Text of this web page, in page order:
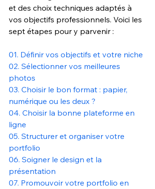
et des choix techniques adaptés à
vos objectifs professionnels. Voici les
sept étapes pour y parvenir :
01. Définir vos objectifs et votre niche
02. Sélectionner vos meilleures
photos
03. Choisir le bon format : papier,
numérique ou les deux ?
04. Choisir la bonne plateforme en
ligne
05. Structurer et organiser votre
portfolio
06. Soigner le design et la
présentation
07. Promouvoir votre portfolio en